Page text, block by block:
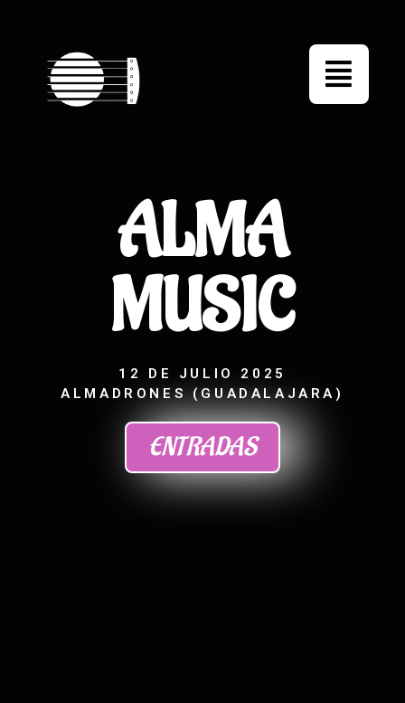
ALMA
MUSIC
12 DE JULIO 2025
ALMADRONES (GUADALAJARA)
ENTRADAS